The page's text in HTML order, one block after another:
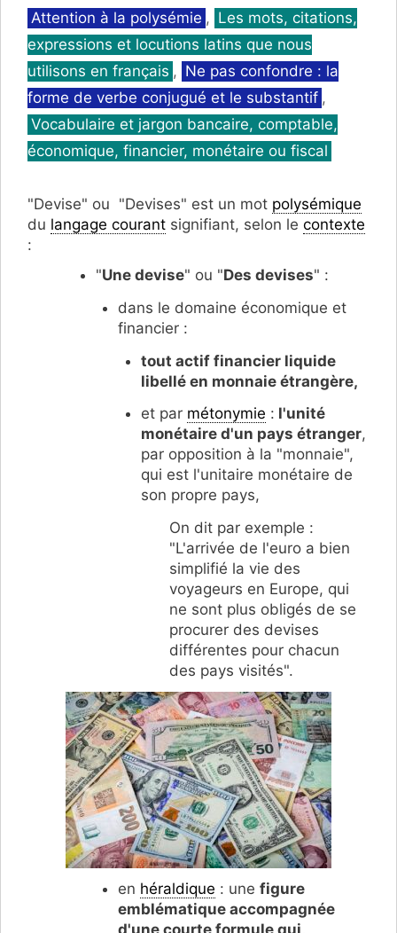
Catégories
Attention à la polysémie , Les mots, citations,
expressions et locutions latins que nous
utilisons en français , Ne pas confondre : la
forme de verbe conjugué et le substantif ,
Vocabulaire et jargon bancaire, comptable,
économique, financier, monétaire ou fiscal
"Devise" ou "Devises" est un mot polysémique
du langage courant signifiant, selon le contexte
:
"Une devise" ou "Des devises" :
dans le domaine économique et
financier :
tout actif financier liquide
libellé en monnaie étrangère,
et par métonymie : l'unité
monétaire d'un pays étranger,
par opposition à la "monnaie",
qui est l'unitaire monétaire de
son propre pays,
On dit par exemple :
"L'arrivée de l'euro a bien
simplifié la vie des
voyageurs en Europe, qui
ne sont plus obligés de se
procurer des devises
différentes pour chacun
des pays visités".
en héraldique : une figure
emblématique accompagnée
d'une courte formule qui,